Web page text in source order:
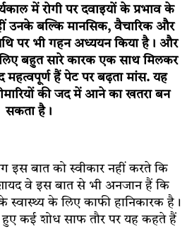
में रोगी पर दवाइयों के प्रभाव के
उनके बल्कि मानसिक, वैचारिक और
पर भी गहन अध्ययन किया है। और
लिए बहुत सारे कारक एक साथ मिलकर
हैं पेट पर बढ़ता मांस. यह
की जद में आने का खतरा बन
सकता है।
इस बात को स्वीकार नहीं करते कि
वे इस बात से भी अनजान हैं कि
के लिए काफी हानिकारक है।
हुए कई शोध साफ तौर पर यह कहते हैं